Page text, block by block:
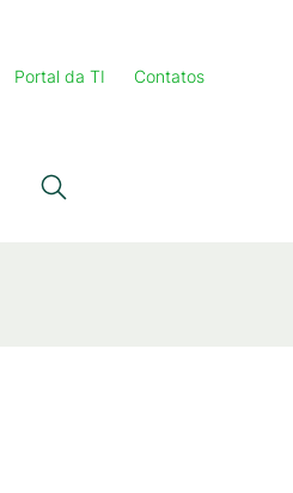
Portal da TI Contatos